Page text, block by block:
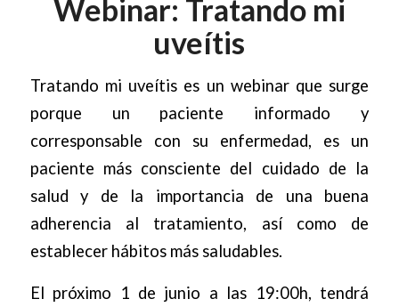
Webinar: Tratando mi
uveítis
Tratando mi uveítis es un webinar que surge
porque un paciente informado y
corresponsable con su enfermedad, es un
paciente más consciente del cuidado de la
salud y de la importancia de una buena
adherencia al tratamiento, así como de
establecer hábitos más saludables.
El próximo 1 de junio a las 19:00h, tendrá